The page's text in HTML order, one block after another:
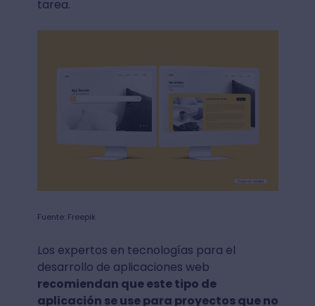
tarea.
Fuente: Freepik
Los expertos en tecnologías para el
desarrollo de aplicaciones web
recomiendan que este tipo de
aplicación se use para proyectos que no